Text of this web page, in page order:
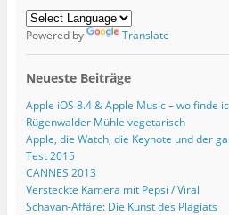
Powered by Translate
Neueste Beiträge
Apple iOS 8.4 & Apple Music – wo finde
Rügenwalder Mühle vegetarisch
Apple, die Watch, die Keynote und der
Test 2015
CANNES 2013
Versteckte Kamera mit Pepsi / Viral
Schavan-Affäre: Die Kunst des Plagiats